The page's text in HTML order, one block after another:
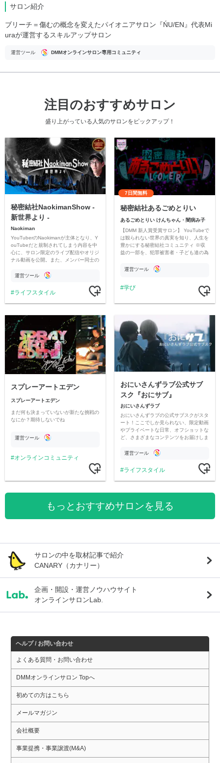
サロン紹介
ブリーチ＝傷むの概念を変えたパイオニアサロン『ŃU/EN』代表Mi
uraが運営するスキルアップサロン
運営ツール DMMオンラインサロン専用コミュニティ
注目のおすすめサロン
盛り上がっている人気のサロンをピックアップ！
秘密結社NaokimanShow -
新世界より -
Naokiman
YouTuberのNaokimanが主体となり、Y
ouTubeだと規制されてしまう内容を中
心に、サロン限定のライブ配信やオリジ
ナル動画を公開。また、メンバー同士の
ただいています。
運営ツール
ライフスタイル
7日間無料
秘密結社あるごめとりい
あるごめとりい けんちゃん・闇病み子
【DMM 新人賞受賞サロン】 YouTubeで
は観られない世界の真実を知り、人生を
豊かにする秘密結社コミュニティ ※収
益の一部を、犯罪被害者・子ども達の為
す運営ツール
学び
スプレーアートエデン
スプレーアートエデン
まだ何も決まっていないが新たな挑戦の
なにか？期待しないでね
運営ツール
オンラインコミュニティ
おにいさんずラブ公式サブ
スク『おにサブ』
おにいさんずラブ
おにいさんずラブの公式サブスクがスタ
ート！ここでしか見られない、限定動画
やプライベートな日常、オフショットな
ど、さまざまなコンテンツをお届けしま
運営ツール
ライフスタイル
もっとおすすめサロンを見る
サロンの中を取材記事で紹介
CANARY（カナリー）
企画・開設・運営ノウハウサイト
オンラインサロンLab.
ヘルプ / お問い合わせ
よくある質問・お問い合わせ
DMMオンラインサロン Topへ
初めての方はこちら
メールマガジン
会社概要
事業提携・事業譲渡(M&A)